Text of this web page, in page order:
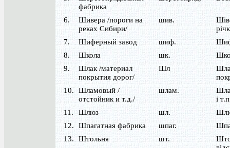
фабрика
6.
Шивера /пороги на
реках Сибири/
шив.
7.
Шиферный завод шиф.
8.
Школа шк.
9.
Шлак /материал
покрытия дорог/
Шл
10.
Шламовый /
отстойник и т.д./
шлам.
і
11.
Шлюз шл.
12.
Шпагатная фабрика шпаг.
13.
Штольня шт.